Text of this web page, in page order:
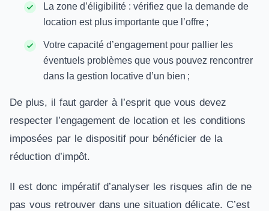
La zone d’éligibilité : vérifiez que la demande de
location est plus importante que l’offre ;
Votre capacité d’engagement pour pallier les
éventuels problèmes que vous pouvez rencontrer
dans la gestion locative d’un bien ;
De plus, il faut garder à l’esprit que vous devez
respecter l’engagement de location et les conditions
imposées par le dispositif pour bénéficier de la
réduction d’impôt.
Il est donc impératif d’analyser les risques afin de ne
pas vous retrouver dans une situation délicate. C’est